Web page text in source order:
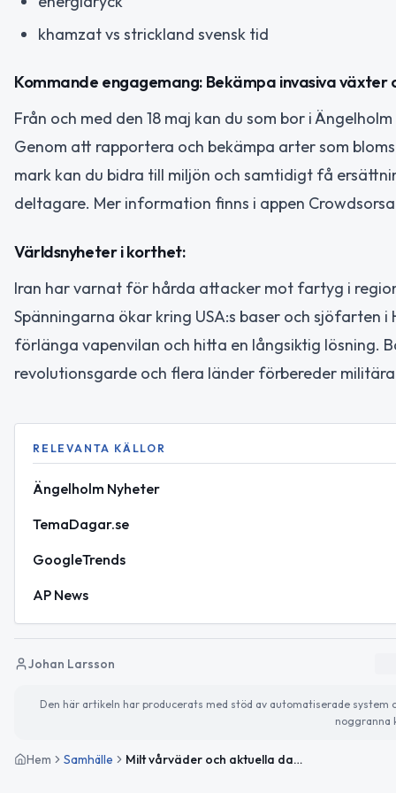
khamzat vs strickland svensk tid
Kommande engagemang: Bekämpa invasiva växter
Från och med den 18 maj kan du som bor i
Genom att rapportera och bekämpa arter som
mark kan du bidra till miljön och samtidigt få
deltagare. Mer information finns i appen
Världsnyheter i korthet:
Iran har varnat för hårda attacker mot fartyg i
Spänningarna ökar kring USA:s baser och
förlänga vapenvilan och hitta en långsiktig lösning.
revolutionsgarde och flera länder förbereder
RELEVANTA KÄLLOR
Ängelholm Nyheter
TemaDagar.se
GoogleTrends
AP News
Johan Larsson
Den här artikeln har producerats med stöd av automatiserade
noggranna
Hem Samhälle Milt vårväder och aktuella dagar i fokus